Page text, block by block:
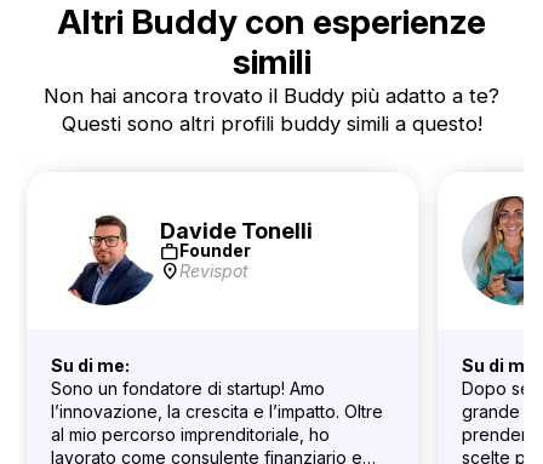
Altri Buddy con esperienze
simili
Non hai ancora trovato il Buddy più adatto a te?
Questi sono altri profili buddy simili a questo!
Davide Tonelli
workFounder
location_onRevispot
Su di me:
Sono un fondatore di startup! Amo
l’innovazione, la crescita e l’impatto. Oltre
al mio percorso imprenditoriale, ho
lavorato come consulente finanziario e
Su di me:
Dopo sei
grande
scelte